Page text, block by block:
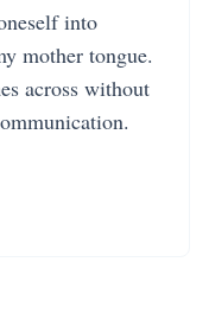
into
mother tongue.
across without